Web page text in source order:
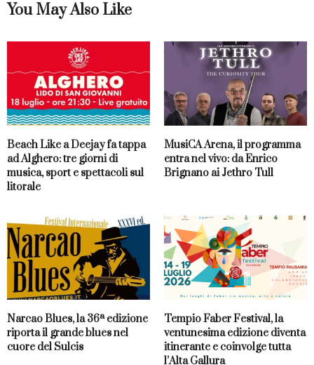
You May Also Like
Beach Like a Deejay fa tappa
ad Alghero: tre giorni di
musica, sport e spettacoli sul
litorale
MusiCA Arena, il programma
entra nel vivo: da Enrico
Brignano ai Jethro Tull
Narcao Blues, la 36ª edizione
riporta il grande blues nel
cuore del Sulcis
Tempio Faber Festival, la
ventunesima edizione diventa
itinerante e coinvolge tutta
l’Alta Gallura